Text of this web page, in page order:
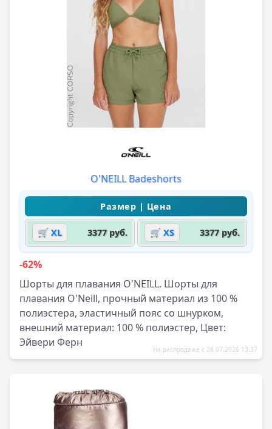
O'NEILL Badeshorts
🛒 XL 3377 руб. 🛒 XS 3377 руб.
-62%
Шорты для плавания O'NEILL. Шорты для
плавания O'Neill, прочный материал из 100 %
полиэстера, эластичный пояс со шнурком,
внешний материал: 100 % полиэстер, Цвет:
Эйвери Ферн
На распродаже с 28.07.2026 13:37